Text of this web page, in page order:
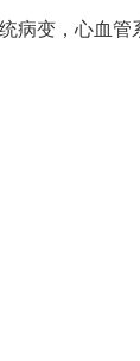
病变，心血管